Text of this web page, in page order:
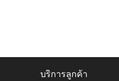
บริการลูกค้า